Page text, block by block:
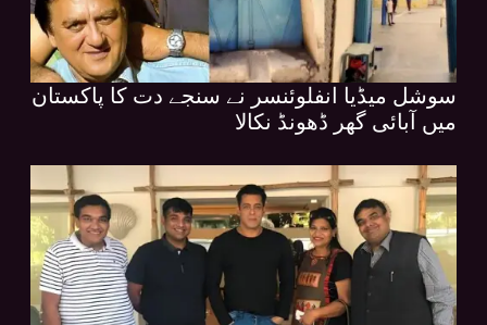
سوشل میڈیا انفلوئنسر نے سنجے دت کا پاکستان
میں آبائی گھر ڈھونڈ نکالا